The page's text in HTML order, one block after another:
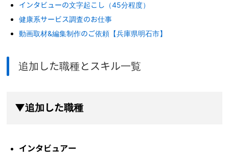
インタビューの文字起こし（45分程度）
健康系サービス調査のお仕事
動画取材&編集制作のご依頼【兵庫県明石市】
追加した職種とスキル一覧
▼追加した職種
インタビュアー